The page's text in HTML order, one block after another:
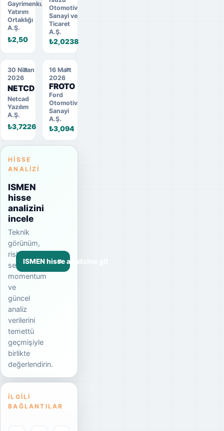
Gayrimenkul
Yatırım
Ortaklığı
A.Ş.
₺2,50
Otomotiv
Sanayi ve
Ticaret
A.Ş.
₺2,0238
30 Nisan
2026
NETCD
Netcad
Yazılım
A.Ş.
₺3,7226
16 Mart
2026
FROTO
Ford
Otomotiv
Sanayi
A.Ş.
₺3,094
HISSE
ANALIZI
ISMEN
hisse
analizini
incele
Teknik
görünüm,
risk
seviyesi,
momentum
ve
güncel
analiz
verilerini
temettü
geçmişiyle
birlikte
değerlendirin.
ISMEN hisse analizine git
İLGILI
BAĞLANTILAR